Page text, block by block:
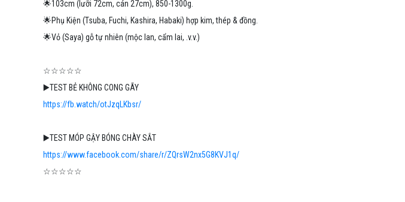
🌟103cm (lưỡi 72cm, cán 27cm), 850-1300g.
🌟Phụ Kiện (Tsuba, Fuchi, Kashira, Habaki) hợp kim, thép & đồng.
🌟Vỏ (Saya) gỗ tự nhiên (mộc lan, cẩm lai, .v.v.)
☆☆☆☆☆
▶️TEST BẺ KHÔNG CONG GÃY
https://fb.watch/otJzqLKbsr/
▶️TEST MÓP GẬY BÓNG CHÀY SẮT
https://www.facebook.com/share/r/ZQrsW2nx5G8KVJ1q/
☆☆☆☆☆